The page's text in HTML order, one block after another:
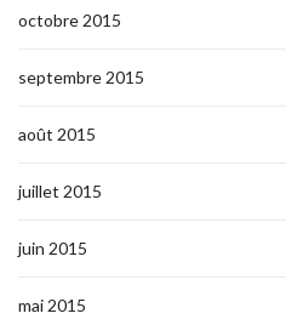
octobre 2015
septembre 2015
août 2015
juillet 2015
juin 2015
mai 2015